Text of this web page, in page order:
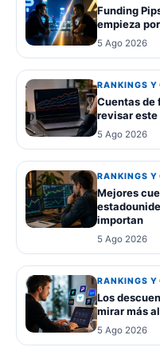
Funding
empieza
5 Ago 2026
RANKINGS Y
Cuentas de
revisar este
5 Ago 2026
RANKINGS Y
Mejores
importan
5 Ago 2026
RANKINGS Y
Los
mirar más
5 Ago 2026